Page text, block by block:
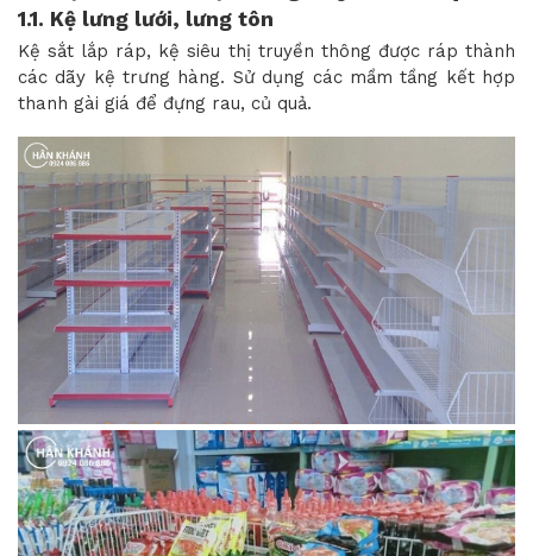
1.1. Kệ lưng lưới, lưng tôn
Kệ sắt lắp ráp, kệ siêu thị truyền thông được ráp thành
các dãy kệ trưng hàng. Sử dụng các mầm tầng kết hợp
thanh gài giá để đựng rau, củ quả.